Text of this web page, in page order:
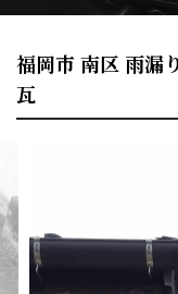
屋根瓦工事について
お問い合わせ
福岡市 南区 雨漏
瓦